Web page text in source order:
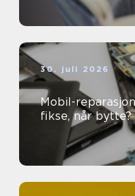
30. juli 2026
Mobil-
fikse, når bytte?